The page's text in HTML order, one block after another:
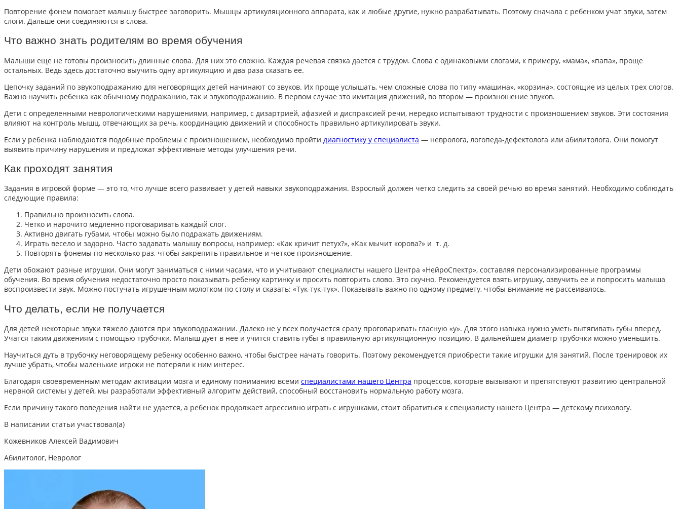
Повторение фонем помогает малышу быстрее заговорить. Мышцы артикуляционного аппарата, как и любые другие, нужно разрабатывать. Поэтому сначала с ребенком учат звуки, затем
слоги. Дальше они соединяются в слова.
Что важно знать родителям во время обучения
Малыши еще не готовы произносить длинные слова. Для них это сложно. Каждая речевая связка дается с трудом. Слова с одинаковыми слогами, к примеру, «мама», «папа», проще
остальных. Ведь здесь достаточно выучить одну артикуляцию и два раза сказать ее.
Цепочку заданий по звукоподражанию для неговорящих детей начинают со звуков. Их проще услышать, чем сложные слова по типу «машина», «корзина», состоящие из целых трех слогов.
Важно научить ребенка как обычному подражанию, так и звукоподражанию. В первом случае это имитация движений, во втором — произношение звуков.
Дети с определенными неврологическими нарушениями, например, с дизартрией, афазией и диспраксией речи, нередко испытывают трудности с произношением звуков. Эти состояния
влияют на контроль мышц, отвечающих за речь, координацию движений и способность правильно артикулировать звуки.
Если у ребенка наблюдаются подобные проблемы с произношением, необходимо пройти диагностику у специалиста — невролога, логопеда-дефектолога или абилитолога. Они помогут
выявить причину нарушения и предложат эффективные методы улучшения речи.
Как проходят занятия
Задания в игровой форме — это то, что лучше всего развивает у детей навыки звукоподражания. Взрослый должен четко следить за своей речью во время занятий. Необходимо соблюдать
следующие правила:
Правильно произносить слова.
Четко и нарочито медленно проговаривать каждый слог.
Активно двигать губами, чтобы можно было подражать движениям.
Играть весело и задорно. Часто задавать малышу вопросы, например: «Как кричит петух?», «Как мычит корова?» и т. д.
Повторять фонемы по несколько раз, чтобы закрепить правильное и четкое произношение.
Дети обожают разные игрушки. Они могут заниматься с ними часами, что и учитывают специалисты нашего Центра «НейроСпектр», составляя персонализированные программы
обучения. Во время обучения недостаточно просто показывать ребенку картинку и просить повторить слово. Это скучно. Рекомендуется взять игрушку, озвучить ее и попросить малыша
воспроизвести звук. Можно постучать игрушечным молотком по столу и сказать: «Тук-тук-тук». Показывать важно по одному предмету, чтобы внимание не рассеивалось.
Что делать, если не получается
Для детей некоторые звуки тяжело даются при звукоподражании. Далеко не у всех получается сразу проговаривать гласную «у». Для этого навыка нужно уметь вытягивать губы вперед.
Учатся таким движениям с помощью трубочки. Малыш дует в нее и учится ставить губы в правильную артикуляционную позицию. В дальнейшем диаметр трубочки можно уменьшить.
Научиться дуть в трубочку неговорящему ребенку особенно важно, чтобы быстрее начать говорить. Поэтому рекомендуется приобрести такие игрушки для занятий. После тренировок их
лучше убрать, чтобы маленькие игроки не потеряли к ним интерес.
Благодаря своевременным методам активации мозга и единому пониманию всеми специалистами нашего Центра процессов, которые вызывают и препятствуют развитию центральной
нервной системы у детей, мы разработали эффективный алгоритм действий, способный восстановить нормальную работу мозга.
Если причину такого поведения найти не удается, а ребенок продолжает агрессивно играть с игрушками, стоит обратиться к специалисту нашего Центра — детскому психологу.
В написании статьи участвовал(а)
Кожевников Алексей Вадимович
Абилитолог, Невролог